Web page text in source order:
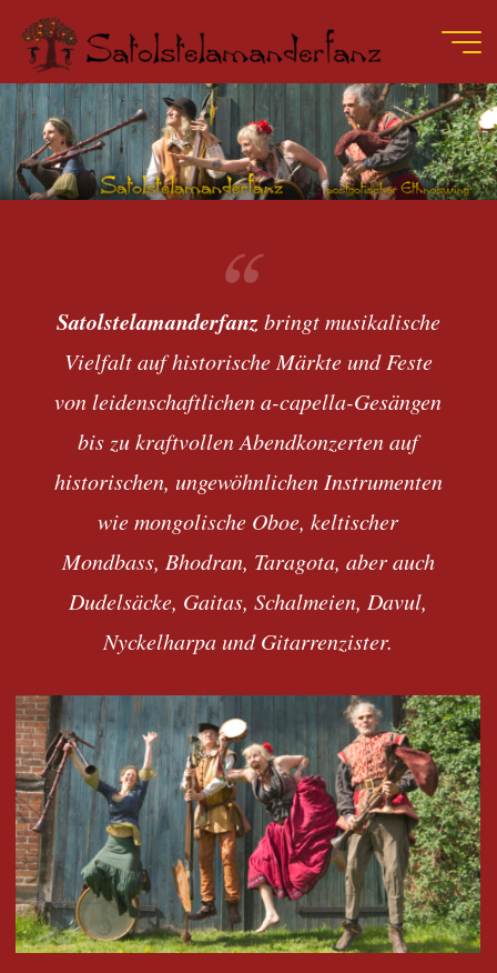
Inhalt
springen
Satolstelamanderfanzbringt musikalische
Vielfalt auf historische Märkte und Feste
von leidenschaftlichen a-capella-Gesängen
bis zu kraftvollen Abendkonzerten auf
historischen, ungewöhnlichen Instrumenten
wie mongolische Oboe, keltischer
Mondbass, Bhodran, Taragota, aber auch
Dudelsäcke, Gaitas, Schalmeien, Davul,
Nyckelharpa und Gitarrenzister.